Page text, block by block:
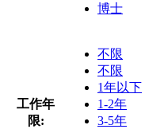
博士
工作年
限:
不限
不限
1年以下
1-2年
3-5年